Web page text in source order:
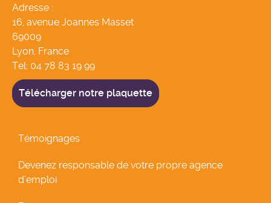
Adresse :
16, avenue Joannes Masset
69009
Lyon, France
Tel: 04 78 83 19 99
Télécharger notre plaquette
Témoignages
Devenez responsable de votre propre agence
d’emploi